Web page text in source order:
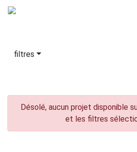
filtres
Désolé, aucun projet disponible
et les filtres